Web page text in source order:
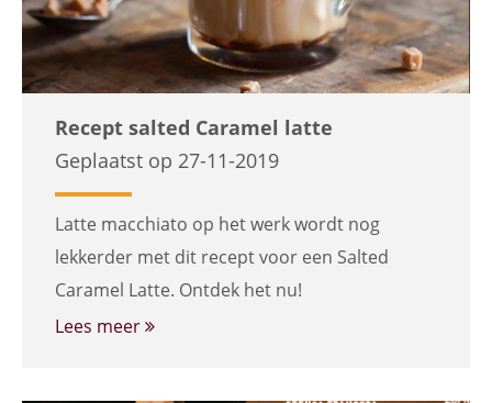
Recept salted Caramel latte
Geplaatst op 27-11-2019
Latte macchiato op het werk wordt nog
lekkerder met dit recept voor een Salted
Caramel Latte. Ontdek het nu!
Lees meer